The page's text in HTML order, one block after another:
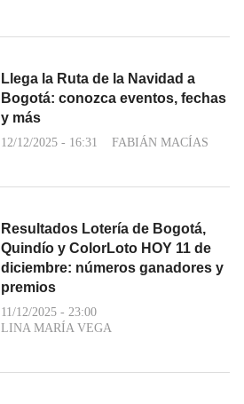
Llega la Ruta de la Navidad a
Bogotá: conozca eventos, fechas
y más
12/12/2025 - 16:31 FABIÁN MACÍAS
Resultados Lotería de Bogotá,
Quindío y ColorLoto HOY 11 de
diciembre: números ganadores y
premios
11/12/2025 - 23:00
LINA MARÍA VEGA